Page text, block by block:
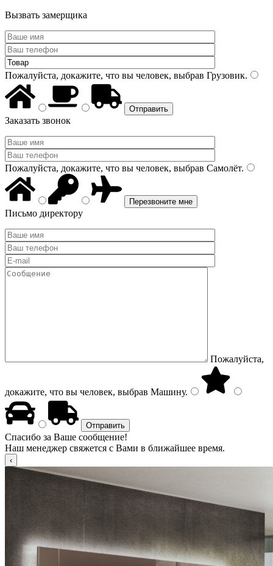
Вызвать замерщика
Пожалуйста, докажите, что вы человек, выбрав Грузовик.
Заказать звонок
Пожалуйста, докажите, что вы человек, выбрав Самолёт.
Письмо директору
Пожалуйста,
докажите, что вы человек, выбрав Машину.
Спасибо за Ваше сообщение!
Наш менеджер свяжется с Вами в ближайшее время.